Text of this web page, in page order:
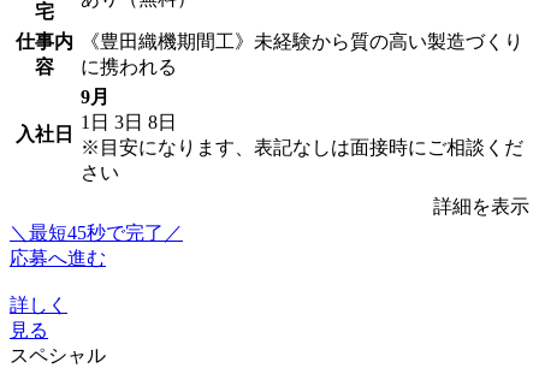
宅
仕事内
容
《豊田織機期間工》未経験から質の高い製造づくり
に携われる
入社日
9月
1日 3日 8日
※目安になります、表記なしは面接時にご相談くだ
さい
詳細を表示
＼最短45秒で完了／
応募へ進む
詳しく
見る
スペシャル